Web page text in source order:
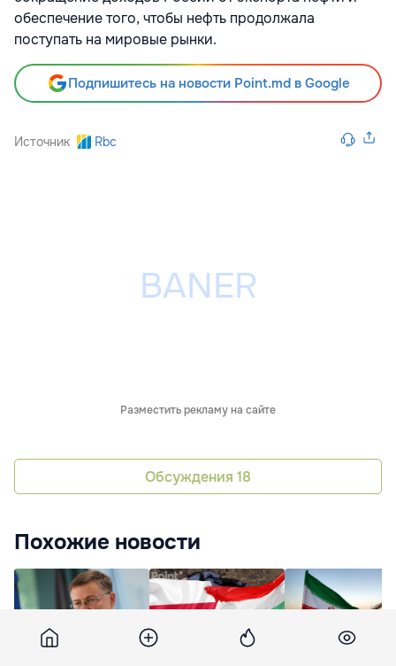
обеспечение того, чтобы нефть продолжала
поступать на мировые рынки.
Подпишитесь на новости Point.md в Google
Источник Rbc
Разместить рекламу на сайте
Обсуждения 18
Похожие новости